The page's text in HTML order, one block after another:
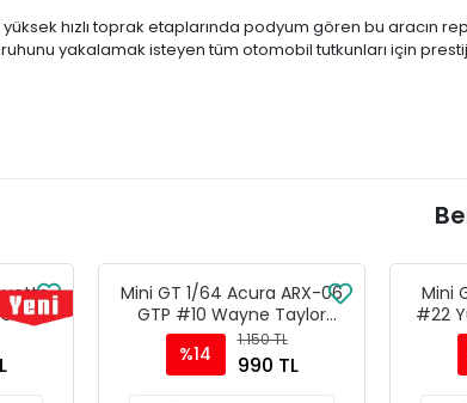
hızlı toprak etaplarında podyum gören bu aracın
yakalamak isteyen tüm otomobil tutkunları için
RR
Mini GT 1/64 Acura ARX-06
GTP #10 Wayne Taylor
Racing with Andretti 2024
IMSA Daytona 24 Hrs -
MGT01056
%14
1.150 TL
990 TL
Mini
#22
2024